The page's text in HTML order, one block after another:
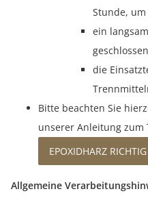
Stunde,
ein
die
Bitte beachten Sie
unserer Anleitung zum
EPOXIDHARZ
Allgemeine